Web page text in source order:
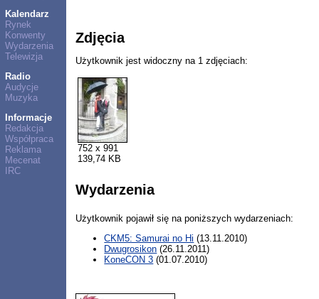
Kalendarz
Rynek
Konwenty
Wydarzenia
Telewizja
Radio
Audycje
Muzyka
Informacje
Redakcja
Współpraca
Reklama
Mecenat
IRC
Zdjęcia
Użytkownik jest widoczny na 1 zdjęciach:
752 x 991
139,74 KB
Wydarzenia
Użytkownik pojawił się na poniższych wydarzeniach:
CKM5: Samurai no Hi (13.11.2010)
Dwugrosikon (26.11.2011)
KoneCON 3 (01.07.2010)